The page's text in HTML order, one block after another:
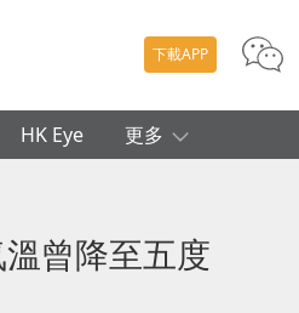
下載APP
HK Eye 更多
曾降至五度